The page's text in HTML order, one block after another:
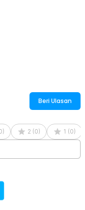
Beri Ulasan
) 2 (0) 1 (0)